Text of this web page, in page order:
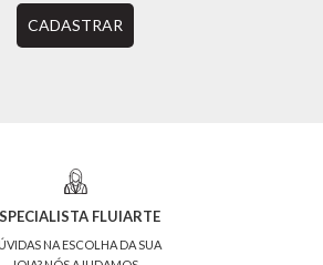
CADASTRAR
FLUIARTE
NA ESCOLHA DA SUA